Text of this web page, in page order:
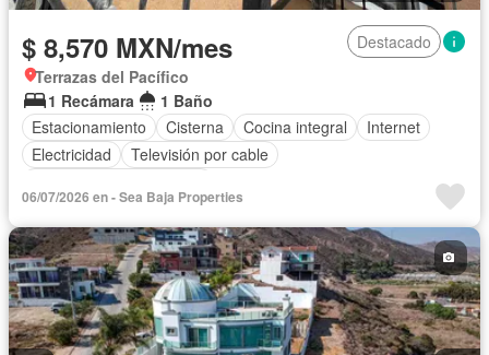
$ 8,570 MXN/mes
Destacado
Terrazas del Pacífico
1 Recámara
1 Baño
Estacionamiento
Cisterna Cocina integral
Internet
Electricidad
Televisión por cable
06/07/2026 en - Sea Baja Properties